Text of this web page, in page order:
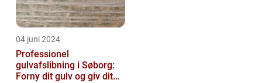
04 juni 2024
Professionel
gulvafslibning i Søborg:
Forny dit gulv og giv dit